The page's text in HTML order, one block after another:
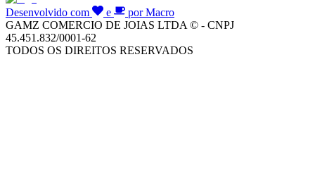
Desenvolvido com e
por Macro
GAMZ COMERCIO DE JOIAS LTDA © - CNPJ
45.451.832/0001-62
TODOS OS DIREITOS RESERVADOS